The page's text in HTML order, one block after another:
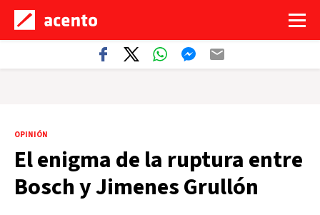
OPINIÓN
El enigma de la ruptura entre
Bosch y Jimenes Grullón